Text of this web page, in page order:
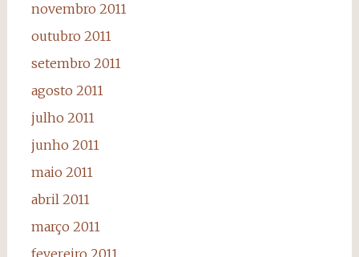
novembro 2011
outubro 2011
setembro 2011
agosto 2011
julho 2011
junho 2011
maio 2011
abril 2011
março 2011
fevereiro 2011